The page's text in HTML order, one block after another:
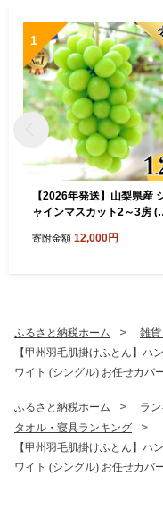
1
【2026年発送】山梨県産
ャインマスカット2～3房
寄附金額 12,000円
ふるさと納税ホーム 雑
【甲州羽毛肌掛けふとん】ハ
ワイト (シングル) お任せカバ
ふるさと納税ホーム ラ
タオル・寝具ランキング
【甲州羽毛肌掛けふとん】ハ
ワイト (シングル) お任せカバ